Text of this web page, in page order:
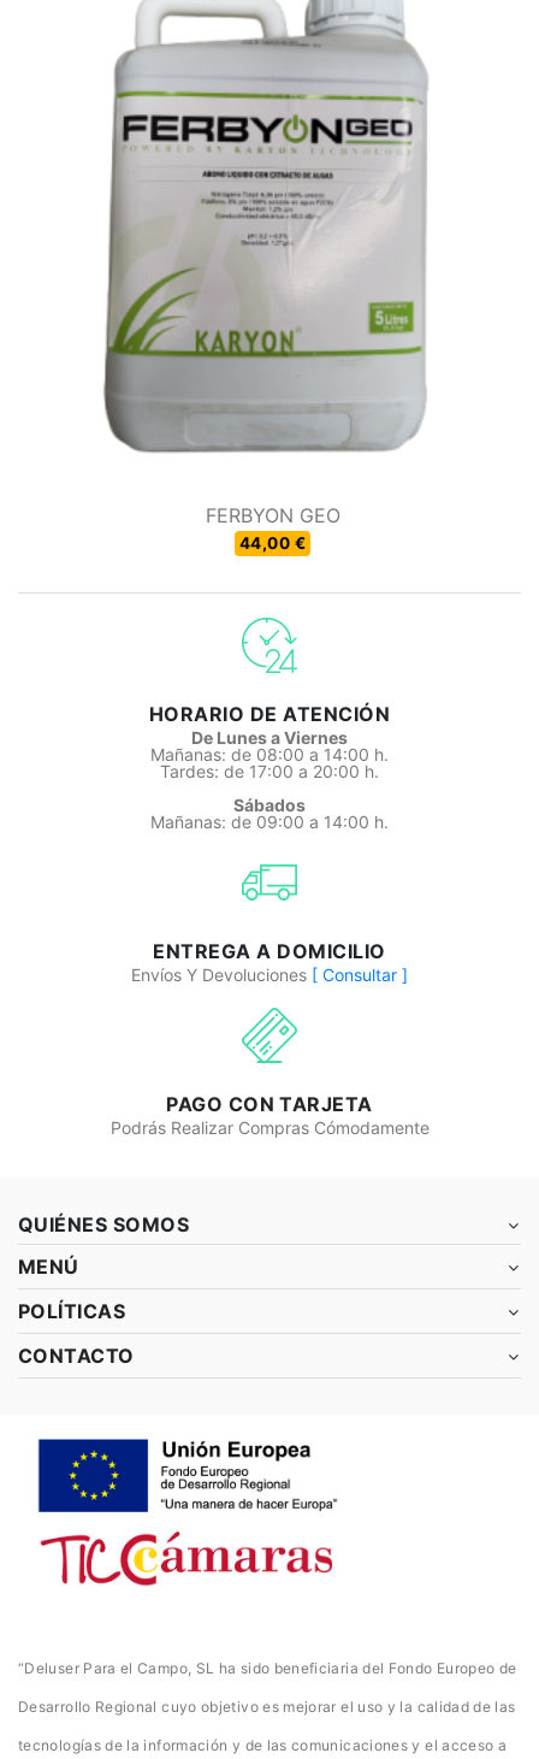
FERBYON GEO
44,00 €
HORARIO DE ATENCIÓN
De Lunes a Viernes
Mañanas: de 08:00 a 14:00 h.
Tardes: de 17:00 a 20:00 h.
Sábados
Mañanas: de 09:00 a 14:00 h.
ENTREGA A DOMICILIO
Envíos Y Devoluciones [ Consultar ]
PAGO CON TARJETA
Podrás Realizar Compras Cómodamente
QUIÉNES SOMOS
MENÚ
POLÍTICAS
CONTACTO
“Deluser Para el Campo, SL ha sido beneficiaria del Fondo Europeo de
Desarrollo Regional cuyo objetivo es mejorar el uso y la calidad de las
tecnologías de la información y de las comunicaciones y el acceso a